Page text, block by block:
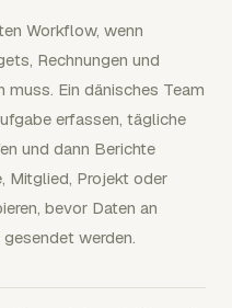
Workflow, wenn
Rechnungen und
Ein dänisches Team
erfassen, tägliche
und dann Berichte
Mitglied, Projekt oder
bevor Daten an
werden.